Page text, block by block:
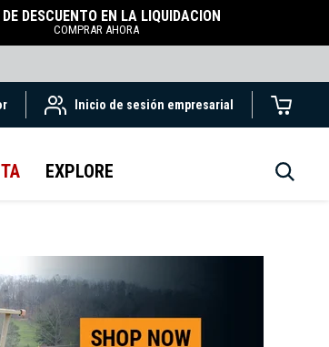
DESCUENTO EN LA LIQUIDACIÓN
COMPRAR AHORA
Inicio de sesión empresarial
EXPLORE